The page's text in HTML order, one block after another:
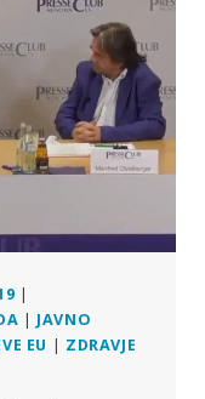
|
| JAVNO
EU | ZDRAVJE